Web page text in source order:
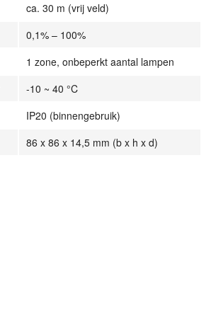
ca. 30 m (vrij veld)
0,1% – 100%
1 zone, onbeperkt aantal lampen
-10 ~ 40 °C
IP20 (binnengebruik)
86 x 86 x 14,5 mm (b x h x d)